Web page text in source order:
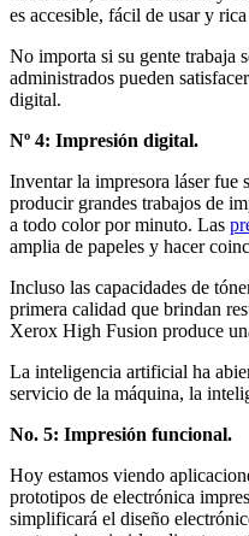
es accesible, fácil de usar y
No importa si su gente trabaja
administrados pueden
digital.
Nº 4: Impresión digital.
Inventar la impresora láser fue
producir grandes trabajos de
a todo color por minuto. Las
amplia de papeles y hacer
Incluso las capacidades de
primera calidad que brindan
Xerox High Fusion produce
La inteligencia artificial ha
servicio de la máquina, la
No. 5: Impresión funcional.
Hoy estamos viendo
prototipos de electrónica
simplificará el diseño